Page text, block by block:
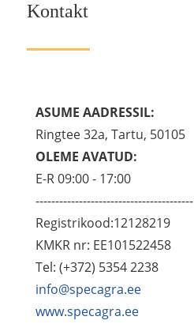
Kontakt
ASUME AADRESSIL:
Ringtee 32a, Tartu, 50105
OLEME AVATUD:
E-R 09:00 - 17:00
----------------------------------------
Registrikood:12128219
KMKR nr: EE101522458
Tel: (+372) 5354 2238
info@specagra.ee
www.specagra.ee